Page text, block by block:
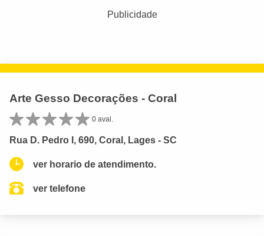
Publicidade
Arte Gesso Decorações - Coral
0 aval.
Rua D. Pedro I, 690, Coral, Lages - SC
ver horario de atendimento.
ver telefone